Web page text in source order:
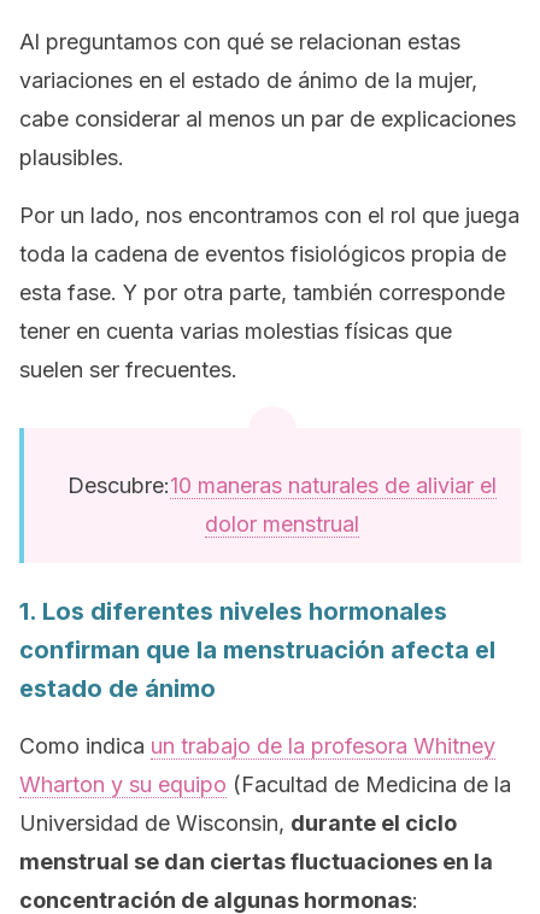
Al preguntamos con qué se relacionan estas
variaciones en el estado de ánimo de la mujer,
cabe considerar al menos un par de explicaciones
plausibles.
Por un lado, nos encontramos con el rol que juega
toda la cadena de eventos fisiológicos propia de
esta fase. Y por otra parte, también corresponde
tener en cuenta varias molestias físicas que
suelen ser frecuentes.
Descubre:10 maneras naturales de aliviar el
dolor menstrual
1. Los diferentes niveles hormonales
confirman que la menstruación afecta el
estado de ánimo
Como indica un trabajo de la profesora Whitney
Wharton y su equipo (Facultad de Medicina de la
Universidad de Wisconsin, durante el ciclo
menstrual se dan ciertas fluctuaciones en la
concentración de algunas hormonas: